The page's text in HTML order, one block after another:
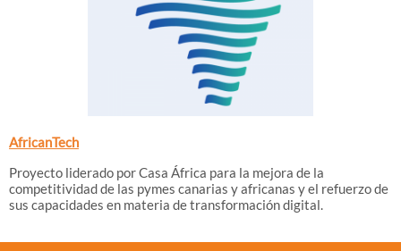
AfricanTech
Proyecto liderado por Casa África para la mejora de la
competitividad de las pymes canarias y africanas y el refuerzo de
sus capacidades en materia de transformación digital.